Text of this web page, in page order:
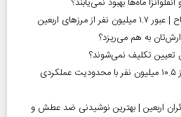
به هم می‌ریزد؟
تعیین تکلیف نمی‌شوند؟
آمار معلولیت در ایران | بیش از ۱۰.۵ میلیون نفر با محدودیت عملکردی
اربعین | بهترین نوشیدنی ضد عطش و